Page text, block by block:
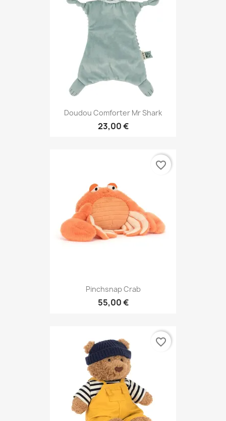
Doudou Comforter Mr Shark
23,00 €
Pinchsnap Crab
55,00 €
favorite_border
favorite_border